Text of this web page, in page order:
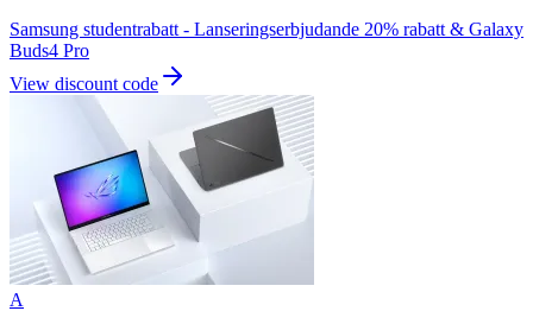
Samsung studentrabatt - Lanseringserbjudande 20% rabatt & Galaxy
Buds4 Pro
View discount code
A